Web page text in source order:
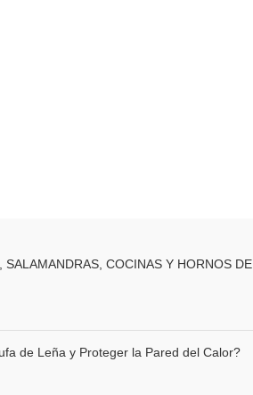
COCINAS Y HORNOS DE
de Leña y Proteger la Pared del Calor?